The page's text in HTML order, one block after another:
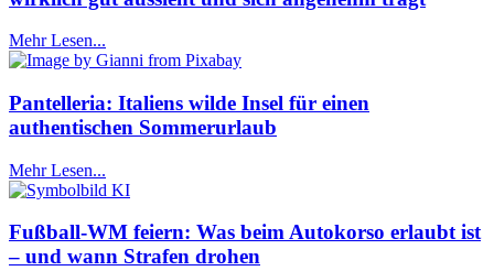
Mehr Lesen...
Pantelleria: Italiens wilde Insel für einen
authentischen Sommerurlaub
Mehr Lesen...
Fußball-WM feiern: Was beim Autokorso erlaubt ist
– und wann Strafen drohen